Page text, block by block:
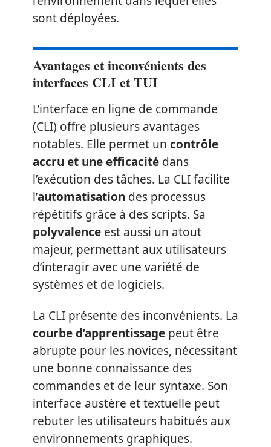
sont déployées.
Avantages et inconvénients des
interfaces CLI et TUI
L’interface en ligne de commande
(CLI) offre plusieurs avantages
notables. Elle permet un contrôle
accru et une efficacité dans
l’exécution des tâches. La CLI facilite
l’automatisation des processus
répétitifs grâce à des scripts. Sa
polyvalence est aussi un atout
majeur, permettant aux utilisateurs
d’interagir avec une variété de
systèmes et de logiciels.
La CLI présente des inconvénients. La
courbe d’apprentissage peut être
abrupte pour les novices, nécessitant
une bonne connaissance des
commandes et de leur syntaxe. Son
interface austère et textuelle peut
rebuter les utilisateurs habitués aux
environnements graphiques.